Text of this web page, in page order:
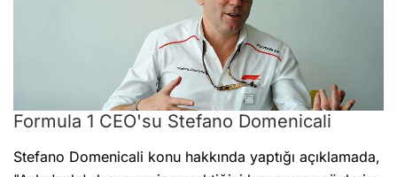
Formula 1 CEO'su Stefano Domenicali
Stefano Domenicali konu hakkında yaptığı açıklamada,